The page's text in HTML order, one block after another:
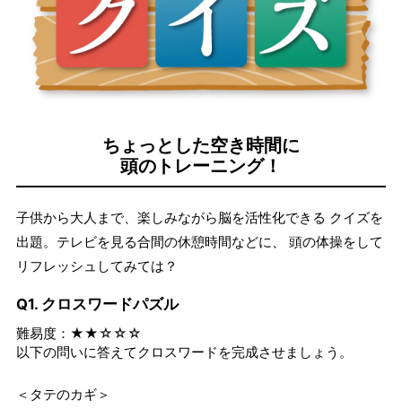
ちょっとした空き時間に
頭のトレーニング！
子供から大人まで、楽しみながら脳を活性化できる クイズを
出題。テレビを見る合間の休憩時間などに、 頭の体操をして
リフレッシュしてみては？
Q1. クロスワードパズル
難易度：★★☆☆☆
以下の問いに答えてクロスワードを完成させましょう。
＜タテのカギ＞